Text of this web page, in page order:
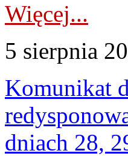
Więcej...
5 sierpnia
Komunikat
dniach 28,